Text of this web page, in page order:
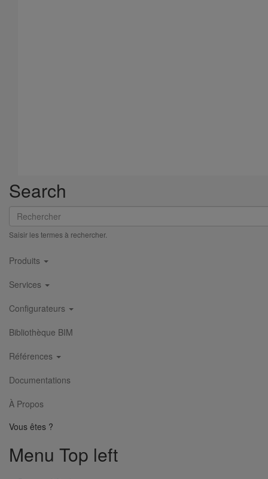
Search
Rechercher
Saisir les termes à rechercher.
Main
navigation
Produits
Services
Configurateurs
Bibliothèque BIM
Références
Documentations
À Propos
Vous êtes ?
Menu Top left
Embranchement simple AGILIUM à 45° DN200 dn150
DN200 dn150
1 2 3